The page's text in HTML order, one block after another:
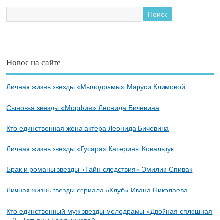
Новое на сайте
Личная жизнь звезды «Мылодрамы» Маруси Климовой
Сыновья звезды «Морфия» Леонида Бичевина
Кто единственная жена актера Леонида Бичевина
Личная жизнь звезды «Гусара» Катерины Ковальчук
Брак и романы звезды «Тайн следствия» Эмилии Спивак
Личная жизнь звезды сериала «Клуб» Ивана Николаева
Кто единственный муж звезды мелодрамы «Двойная сплошная